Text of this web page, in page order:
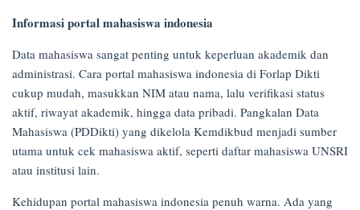
Informasi portal mahasiswa indonesia
Data mahasiswa sangat penting untuk keperluan akademik dan
administrasi. Cara portal mahasiswa indonesia di Forlap Dikti
cukup mudah, masukkan NIM atau nama, lalu verifikasi status
aktif, riwayat akademik, hingga data pribadi. Pangkalan Data
Mahasiswa (PDDikti) yang dikelola Kemdikbud menjadi sumber
utama untuk cek mahasiswa aktif, seperti daftar mahasiswa UNSRI
atau institusi lain.
Kehidupan portal mahasiswa indonesia penuh warna. Ada yang